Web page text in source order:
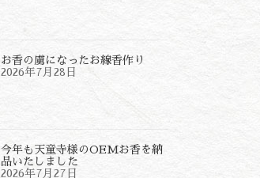
お香の虜になったお線香作り
2026年7月28日
今年も天童寺様のOEMお香を納
品いたしました
2026年7月27日